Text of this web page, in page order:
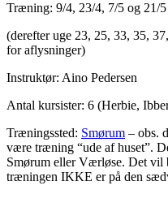
Træning: 9/4, 23/4, 7/5 og 21/5
(derefter uge 23, 25, 33, 35,
for aflysninger)
Instruktør: Aino Pedersen
Antal kursister: 6 (Herbie,
Træningssted: Smørum – obs.
være træning “ude af huset”.
Smørum eller Værløse. Det vil
træningen IKKE er på den